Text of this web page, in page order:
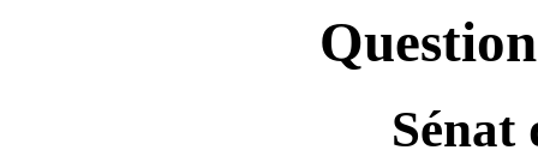
Sénat